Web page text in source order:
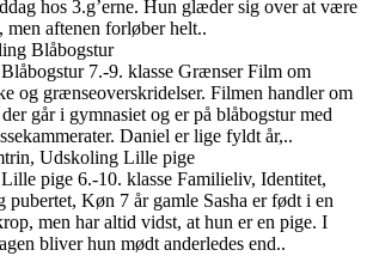
hos 3.g’erne. Hun glæder sig over at være
men aftenen forløber helt..
Blåbogstur
Blåbogstur 7.-9. klasse Grænser Film om
og grænseoverskridelser. Filmen handler om
går i gymnasiet og er på blåbogstur med
Daniel er lige fyldt år,..
Udskoling Lille pige
Lille pige 6.-10. klasse Familieliv, Identitet,
pubertet, Køn 7 år gamle Sasha er født i en
men har altid vidst, at hun er en pige. I
bliver hun mødt anderledes end..